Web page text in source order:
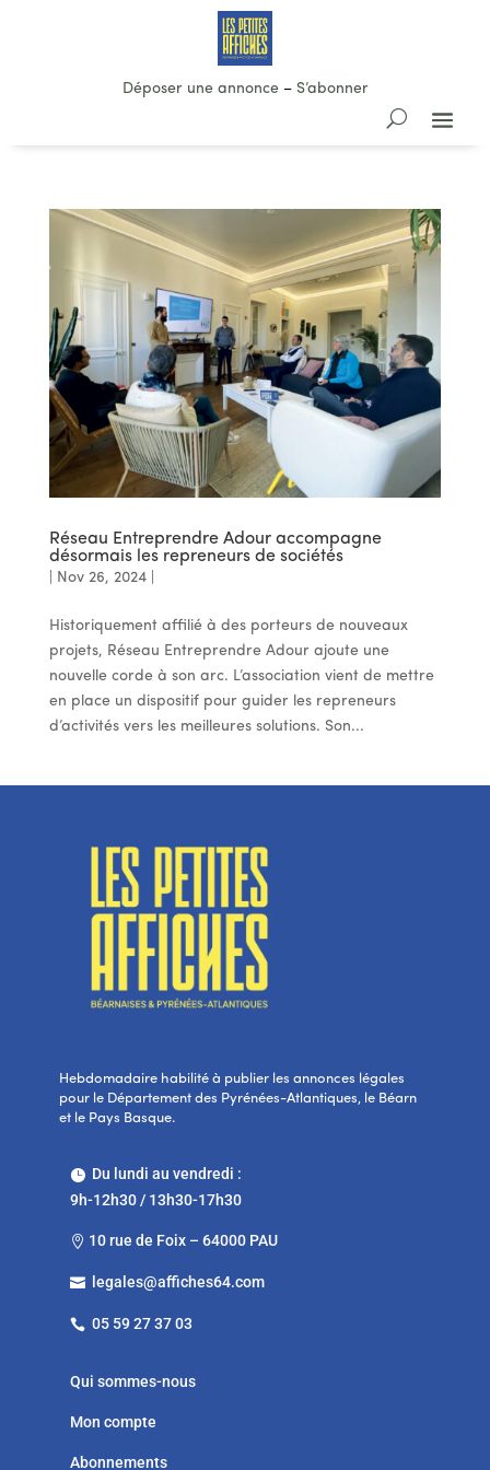
Déposer une annonce– S’abonner
Réseau Entreprendre Adour accompagne
désormais les repreneurs de sociétés
Nov 26, 2024|
Historiquement affilié à des porteurs de nouveaux
projets, Réseau Entreprendre Adour ajoute une
nouvelle corde à son arc. L’association vient de mettre
en place un dispositif pour guider les repreneurs
d’activités vers les meilleures solutions. Son...
Hebdomadaire habilité à publier les annonces légales
pour le Département des Pyrénées-Atlantiques, le Béarn
et le Pays Basque.
Du lundi au vendredi :
9h-12h30 / 13h30-17h30
 10 rue de Foix – 64000 PAU
 legales@affiches64.com
 05 59 27 37 03
Qui sommes-nous
Mon compte
Abonnements